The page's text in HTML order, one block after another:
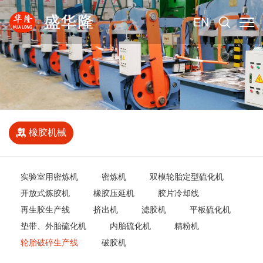
EN
橡胶机械
实验室用密炼机 密炼机
双模轮胎定型硫化机
开放式炼胶机
橡胶压延机
胶片冷却线
再生胶生产线
挤出机 滤胶机
平板硫化机
垫带、外胎硫化机
内胎硫化机
精粉机
轮胎破碎生产线
破胶机